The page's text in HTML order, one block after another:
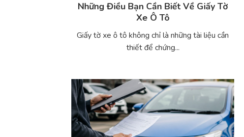
Những Điều Bạn Cần Biết Về Giấy Tờ
Xe Ô Tô
Giấy tờ xe ô tô không chỉ là những tài liệu cần
thiết để chứng...